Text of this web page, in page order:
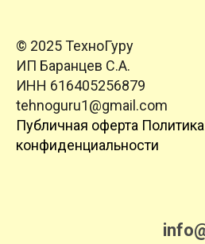
© 2025 ТехноГуру
ИП Баранцев С.А.
ИНН 616405256879
tehnoguru1@gmail.com
Публичная оферта Политика
конфиденциальности